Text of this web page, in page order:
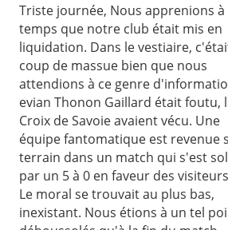
Triste journée, Nous apprenions à
temps que notre club était mis en
liquidation. Dans le vestiaire,
coup de massue bien que nous
attendions à ce genre
evian Thonon Gaillard était foutu,
Croix de Savoie avaient vécu. Une
équipe fantomatique est revenue
terrain dans un match qui s'est
par un 5 à 0 en faveur des
Le moral se trouvait au plus bas,
inexistant. Nous étions à un tel